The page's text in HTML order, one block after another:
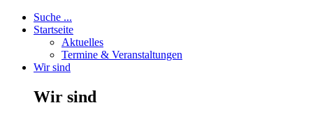
Suche ...
Startseite
Aktuelles
Termine & Veranstaltungen
Wir sind
Wir sind